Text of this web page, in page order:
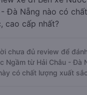
Đà Nẵng nào có
cao cấp nhất?
chưa đủ review để
Ngầm từ Hải Châu - Đà
có chất lượng xuất